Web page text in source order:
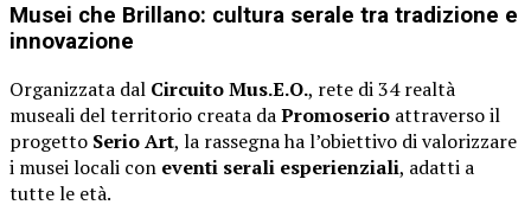
Musei che Brillano: cultura serale tra tradizione e
innovazione
Organizzata dal Circuito Mus.E.O., rete di 34 realtà
museali del territorio creata daPromoserio attraverso il
progetto Serio Art, la rassegna ha l’obiettivo di valorizzare
i musei locali con eventi serali esperienziali, adatti a
tutte le età.